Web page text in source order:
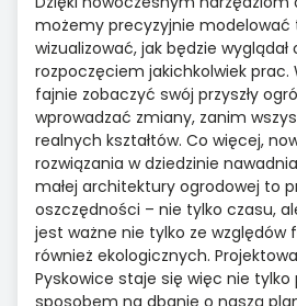
możemy precyzyjnie modelować
wizualizować, jak będzie
rozpoczęciem jakichkolwiek prac.
fajnie zobaczyć swój przyszły
wprowadzać zmiany, zanim
realnych kształtów. Co więcej,
rozwiązania w dziedzinie
małej architektury ogrodowej to
oszczędności – nie tylko czasu,
jest ważne nie tylko ze względów
również ekologicznych.
Pyskowice staje się więc nie tylko